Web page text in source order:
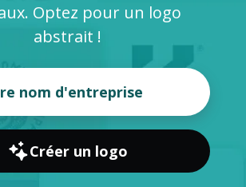
SE CONNECTER
Optez pour un logo
abstrait !
Créer un logo